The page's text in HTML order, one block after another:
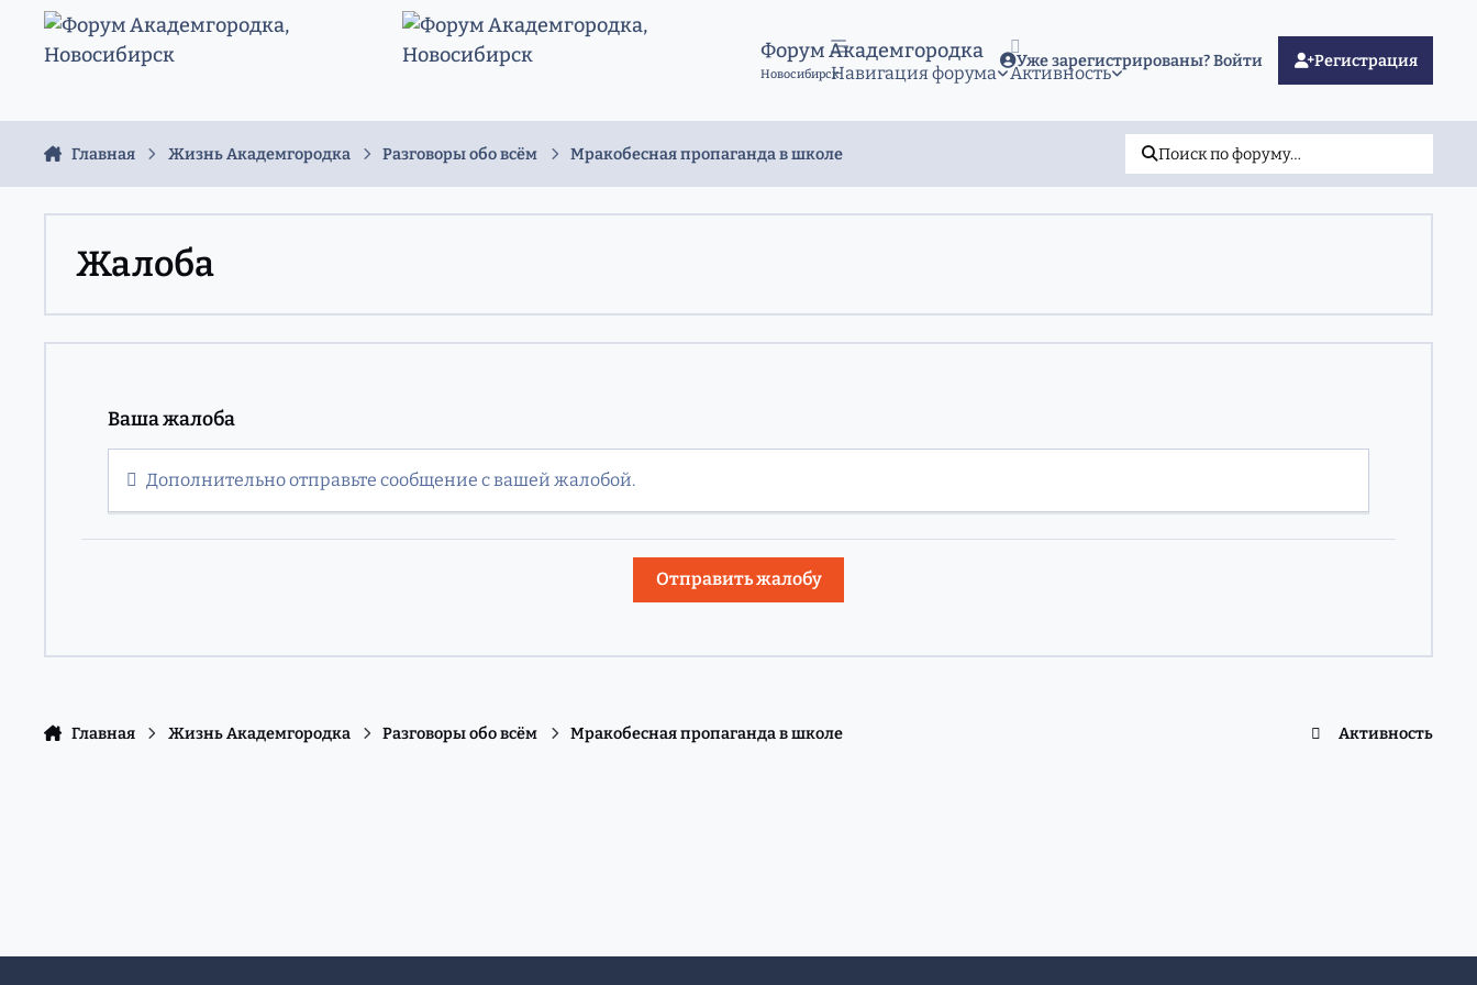
Перейти к содержанию
Форум Академгородка
НовосибирскНавигация форума Активность
Уже зарегистрированы? Войти Регистрация
Главная Жизнь Академгородка Разговоры обо всём Мракобесная пропаганда в школе Поиск по форуму…
Жалоба
Ваша жалоба
Дополнительно отправьте сообщение с вашей жалобой.
Отправить жалобу
Главная Жизнь Академгородка Разговоры обо всём Мракобесная пропаганда в школе Активность